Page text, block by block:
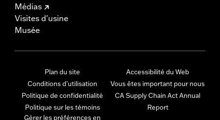
Médias
Visites d'usine
Musée
Plan du site
Conditions d'utilisation
Politique de confidentialité
Politique sur les témoins
Gérer les préférences en
Accessibilité du Web
Vous êtes important pour nous
CA Supply Chain Act Annual
Report